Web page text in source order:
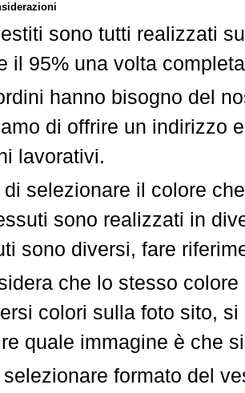
sono tutti realizzati
il 95% una volta
hanno bisogno del
di offrire un indirizzo
lavorativi.
di selezionare il colore
sono realizzati in
sono diversi, fare
che lo stesso
colori sulla foto sito,
quale immagine è che
formato del